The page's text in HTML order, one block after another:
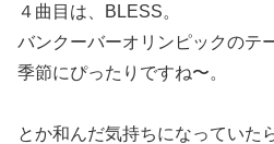
４曲目は、BLESS。
バンクーバーオリンピックのテ
季節にぴったりですね〜。
とか和んだ気持ちになっていた